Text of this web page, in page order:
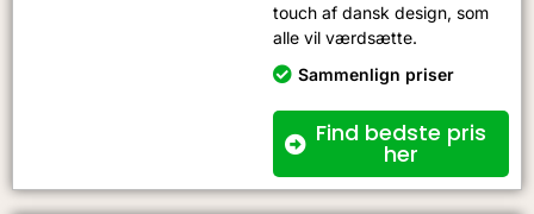
touch af dansk design, som
alle vil værdsætte.
Sammenlign priser
Find bedste pris
her